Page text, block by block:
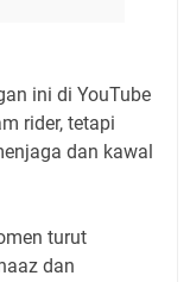
ini di YouTube
rider, tetapi
dan kawal
turut
dan